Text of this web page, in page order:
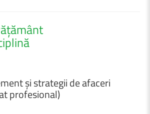
și strategii de afaceri
profesional)